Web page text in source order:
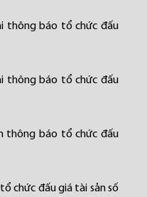
thông báo tổ chức đấu
thông báo tổ chức đấu
thông báo tổ chức đấu
chức đấu giá tài sản số